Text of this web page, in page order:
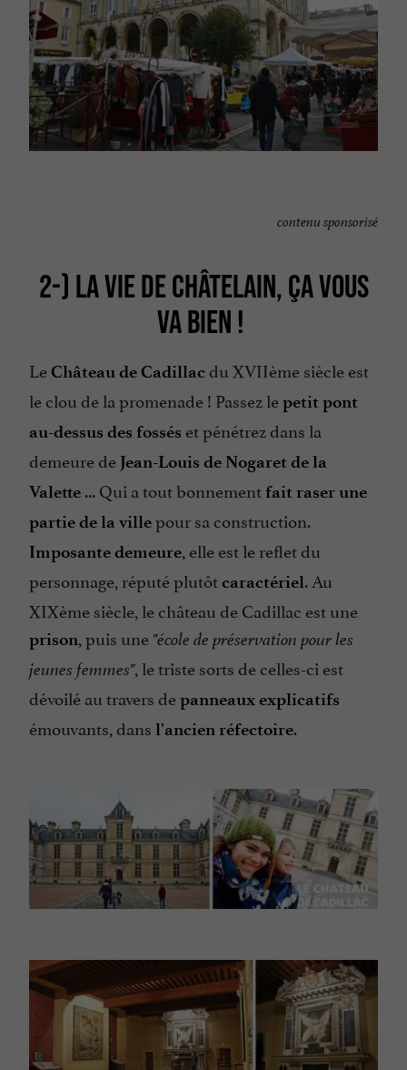
contenu sponsorisé
2-) LA VIE DE CHÂTELAIN, ÇA VOUS
VA BIEN !
LeChâteau de Cadillacdu XVIIème siècle est
le clou de la promenade ! Passez lepetit pont
au-dessus des fossés et pénétrez dans la
demeure de Jean-Louis de Nogaret de la
Valette ... Qui a tout bonnement fait raser une
partie de la villepour sa construction.
Imposante demeure, elle est le reflet du
personnage, réputé plutôtcaractériel. Au
XIXème siècle, le château de Cadillac est une
prison, puis une "école de préservation pour les
jeunes femmes", le triste sorts de celles-ci est
dévoilé au travers depanneaux explicatifs
émouvants, dans l'ancien réfectoire.